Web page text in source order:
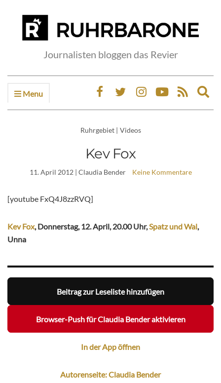
Journalisten bloggen das Revier
Menu
Ruhrgebiet | Videos
Kev Fox
11. April 2012| Claudia Bender Keine Kommentare
[youtube FxQ4J8zzRVQ]
Kev Fox, Donnerstag, 12. April, 20.00 Uhr,Spatz und Wal,
Unna
Beitrag zur Leseliste hinzufügen
Browser-Push für Claudia Bender aktivieren
In der App öffnen
Autorenseite: Claudia Bender